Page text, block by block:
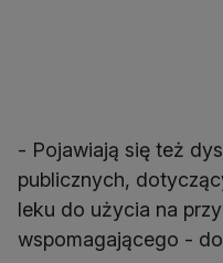
- Pojawiają się też
publicznych,
leku do użycia na
wspomagającego -